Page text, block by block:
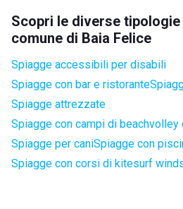
Scopri le diverse
comune di Baia Felice
Spiagge accessibili per disabili
Spiagge con bar e ristorante
Spiagge attrezzate
Spiagge con campi di beachvolley
Spiagge per caniSpiagge con
Spiagge con corsi di kitesurf